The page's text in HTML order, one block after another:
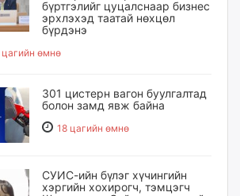
бүртгэлийг цуцалснаар бизнес
эрхлэхэд таатай нөхцөл
бүрдэнэ
цагийн өмнө
301 цистерн вагон буулгалтад
болон замд явж байна
18 цагийн өмнө
СУИС-ийн бүлэг хүчингийн
хэргийн хохирогч, тэмцэгч